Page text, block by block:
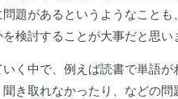
問題があるというようなこと
を検討することが大事だと思い
く中で、例えば読書で単語
き取れなかったり、などの